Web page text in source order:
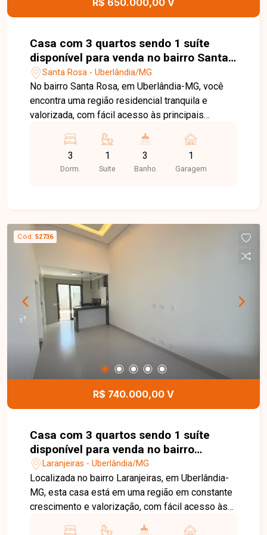
sua visita. Nossa equipe está pronta para
ajudar você a encontrar o lugar ideal para viver
com conforto e qualidade.
R$ 650.000,00 V
Casa com 3 quartos sendo 1 suíte
disponível para venda no bairro Santa
Rosa em Uberlândia-MG
Santa Rosa - Uberlândia/MG
No bairro Santa Rosa, em Uberlândia-MG, você
encontra uma região residencial tranquila e
valorizada, com fácil acesso às principais
supermercados, escolas, farmácias e diversos
comércios, oferecendo praticidade e qualidade
de vida para toda a família. Casa com
sendo 1 suíte, banheiro social, área de serviço,
varanda e corredores em todo o entorno da casa,
O imóvel conta ainda com amplo quintal com
jardim, 2 cômodos externos e banheiro de apoio,
oferecendo espaço versátil para depósito,
escritório ou outras finalidades. Dispõe de 1 vaga
de garagem, portão eletrônico e cerca elétrica,
garantindo mais segurança e comodidade no dia
a dia. Uma excelente oportunidade para quem
busca uma casa espaçosa, bem distribuída e
localizada em um dos bairros tradicionais de
Uberlândia. Entre em contato e agende sua visita!
3
Dorm.
1
Suite
3
Banho
1
Garagem
Cód. 52736
R$ 740.000,00 V
Casa com 3 quartos sendo 1 suíte
disponível para venda no bairro
Laranjeiras em Uberlândia-MG
Laranjeiras - Uberlândia/MG
Localizada no bairro Laranjeiras, em Uberlândia-
MG, esta casa está em uma região em constante
crescimento e valorização, com fácil acesso às